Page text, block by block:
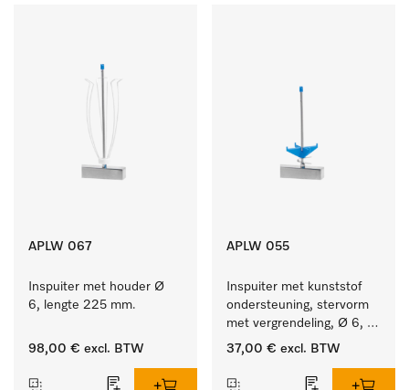
APLW 067
Inspuiter met houder Ø
6, lengte 225 mm.
98,00 € excl. BTW
APLW 055
Inspuiter met kunststof
ondersteuning, stervorm
met vergrendeling, Ø 6,
lengte 175 mm.
37,00 € excl. BTW